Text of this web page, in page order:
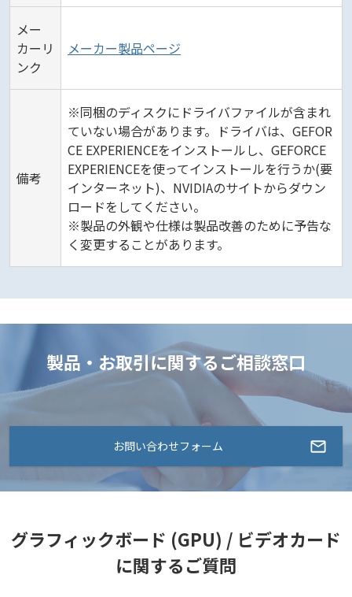
メー
カーリ
ンク
メーカー製品ページ
備考
※同梱のディスクにドライバファイルが含まれ
ていない場合があります。ドライバは、GEFOR
CE EXPERIENCEをインストールし、GEFORCE
EXPERIENCEを使ってインストールを行うか(要
インターネット)、NVIDIAのサイトからダウン
ロードをしてください。
※製品の外観や仕様は製品改善のために予告な
く変更することがあります。
製品・お取引に関するご相談窓口
お問い合わせフォーム
グラフィックボード (GPU) / ビデオカード
に関するご質問